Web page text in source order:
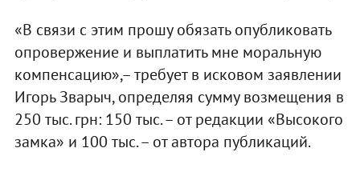
«В связи с этим прошу обязать опубликовать
опровержение и выплатить мне моральную
компенсацию»,– требует в исковом заявлении
Игорь Зварыч, определяя сумму возмещения в
250 тыс. грн: 150 тыс. – от редакции «Высокого
замка» и 100 тыс. – от автора публикаций.